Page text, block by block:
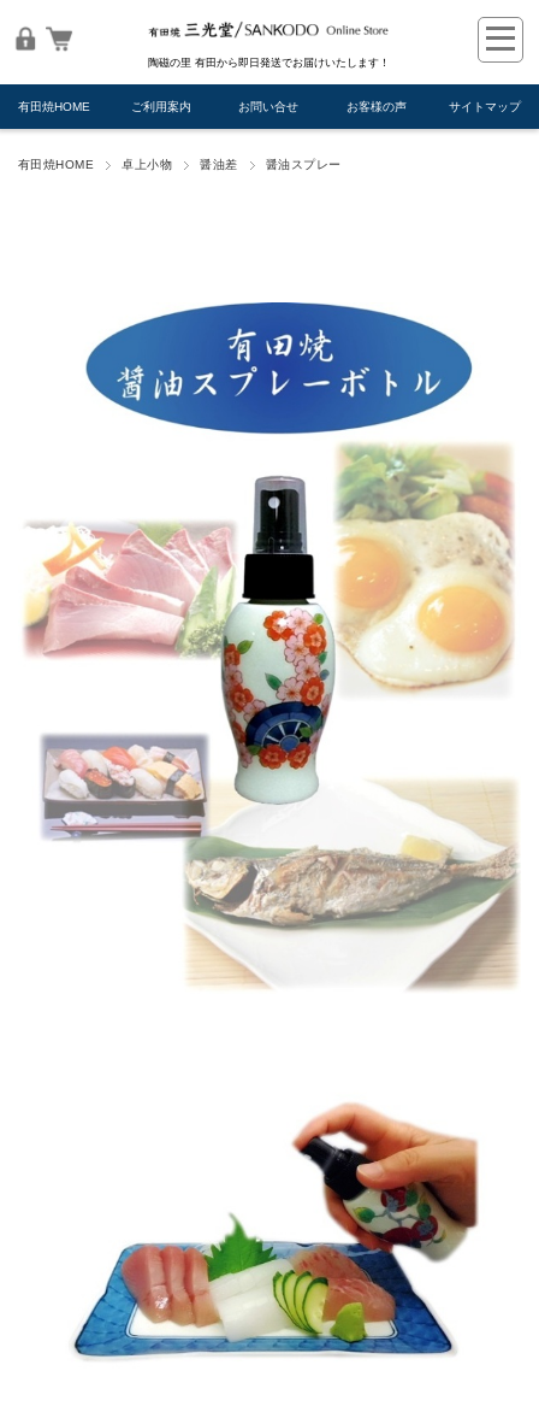
陶磁の里 有田から即日発送でお届けいたします！
有田焼HOME ご利用案内 お問い合せ お客様の声 サイトマップ
有田焼HOME 卓上小物 醤油差 醤油スプレー